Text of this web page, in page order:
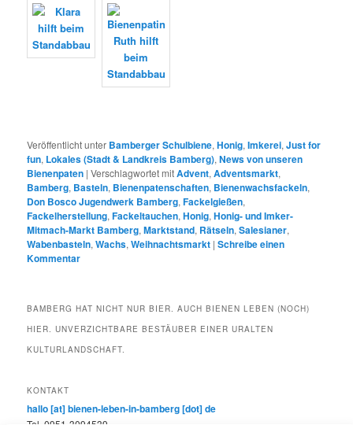
Veröffentlicht unter Bamberger Schulbiene,Honig,Imkerei,Just for
fun, Lokales (Stadt & Landkreis Bamberg),News von unseren
Bienenpaten |Verschlagwortet mitAdvent,Adventsmarkt,
Bamberg, Basteln, Bienenpatenschaften, Bienenwachsfackeln,
Don Bosco Jugendwerk Bamberg,Fackelgießen,
Fackelherstellung,Fackeltauchen,Honig,Honig- und Imker-
Mitmach-Markt Bamberg,Marktstand, Rätseln,Salesianer,
Wabenbasteln,Wachs,Weihnachtsmarkt |Schreibe einen
Kommentar
BAMBERG HAT NICHT NUR BIER. AUCH BIENEN LEBEN (NOCH)
HIER. UNVERZICHTBARE BESTÄUBER EINER URALTEN
KULTURLANDSCHAFT.
KONTAKT
hallo [at] bienen-leben-in-bamberg [dot] de